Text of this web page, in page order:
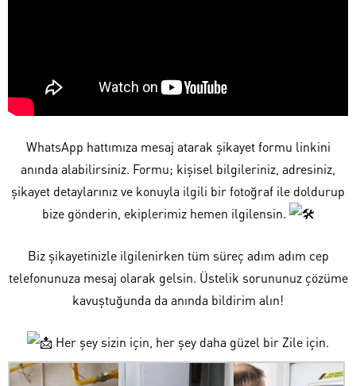
WhatsApp hattımıza mesaj atarak şikayet formu linkini
anında alabilirsiniz. Formu; kişisel bilgileriniz, adresiniz,
şikayet detaylarınız ve konuyla ilgili bir fotoğraf ile doldurup
bize gönderin, ekiplerimiz hemen ilgilensin.
Biz şikayetinizle ilgilenirken tüm süreç adım adım cep
telefonunuza mesaj olarak gelsin. Üstelik sorununuz çözüme
kavuştuğunda da anında bildirim alın!
Her şey sizin için, her şey daha güzel bir Zile için.